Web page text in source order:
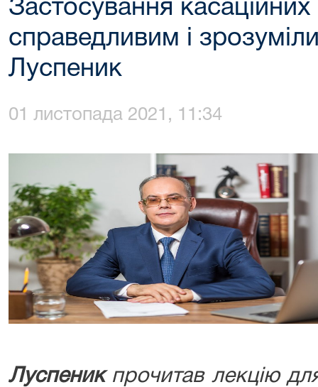
Застосування
справедливим і
Луспеник
01 листопада 2021, 11:34
Луспеникпрочитав лекцію